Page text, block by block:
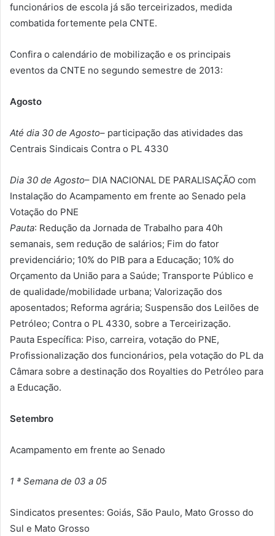
funcionários de escola já são terceirizados, medida
combatida fortemente pela CNTE.
Confira o calendário de mobilização e os principais
eventos da CNTE no segundo semestre de 2013:
Agosto
Até dia 30 de Agosto– participação das atividades das
Centrais Sindicais Contra o PL 4330
Dia 30 de Agosto– DIA NACIONAL DE PARALISAÇÃO com
Instalação do Acampamento em frente ao Senado pela
Votação do PNE
Pauta: Redução da Jornada de Trabalho para 40h
semanais, sem redução de salários; Fim do fator
previdenciário; 10% do PIB para a Educação; 10% do
Orçamento da União para a Saúde; Transporte Público e
de qualidade/mobilidade urbana; Valorização dos
aposentados; Reforma agrária; Suspensão dos Leilões de
Petróleo; Contra o PL 4330, sobre a Terceirização.
Pauta Específica: Piso, carreira, votação do PNE,
Profissionalização dos funcionários, pela votação do PL da
Câmara sobre a destinação dos Royalties do Petróleo para
a Educação.
Setembro
Acampamento em frente ao Senado
1 ª Semana de 03 a 05
Sindicatos presentes: Goiás, São Paulo, Mato Grosso do
Sul e Mato Grosso